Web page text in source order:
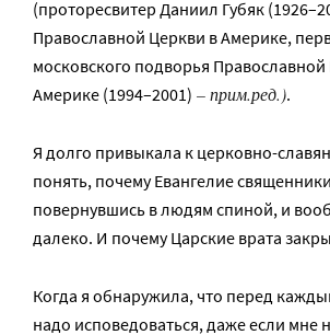
(проторесвитер Даниил Губяк
Православной Церкви в Америке,
московского подворья
Америке (1994–2001) – прим.ред.).
Я долго привыкала к церковно-
понять, почему Евангелие
повернувшись в людям спиной, и
далеко. И почему Царские врата
Когда я обнаружила, что перед
надо исповедоваться, даже если мне